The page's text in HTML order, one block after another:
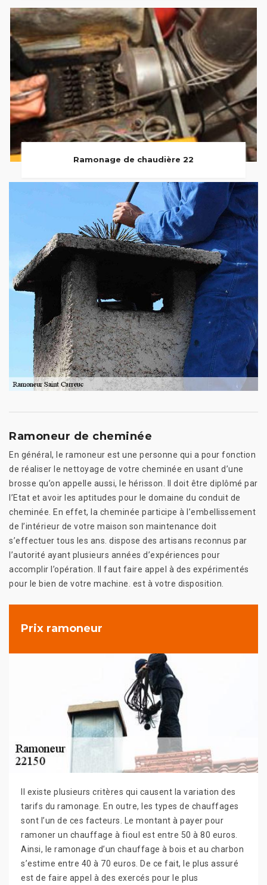
Ramonage de chaudière 22
Ramoneur de cheminée
En général, le ramoneur est une personne qui a pour fonction
de réaliser le nettoyage de votre cheminée en usant d’une
brosse qu’on appelle aussi, le hérisson. Il doit être diplômé par
l’Etat et avoir les aptitudes pour le domaine du conduit de
cheminée. En effet, la cheminée participe à l’embellissement
de l’intérieur de votre maison son maintenance doit
s’effectuer tous les ans. dispose des artisans reconnus par
l’autorité ayant plusieurs années d’expériences pour
accomplir l’opération. Il faut faire appel à des expérimentés
pour le bien de votre machine. est à votre disposition.
Prix ramoneur
Il existe plusieurs critères qui causent la variation des
tarifs du ramonage. En outre, les types de chauffages
sont l’un de ces facteurs. Le montant à payer pour
ramoner un chauffage à fioul est entre 50 à 80 euros.
Ainsi, le ramonage d’un chauffage à bois et au charbon
s’estime entre 40 à 70 euros. De ce fait, le plus assuré
est de faire appel à des exercés pour le plus